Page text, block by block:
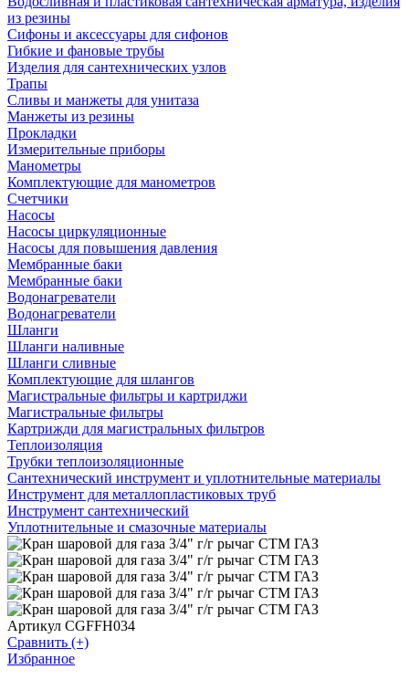
из резины
Сифоны и аксессуары для сифонов
Гибкие и фановые трубы
Изделия для сантехнических узлов
Трапы
Сливы и манжеты для унитаза
Манжеты из резины
Прокладки
Измерительные приборы
Манометры
Комплектующие для манометров
Счетчики
Насосы
Насосы циркуляционные
Насосы для повышения давления
Мембранные баки
Мембранные баки
Водонагреватели
Водонагреватели
Шланги
Шланги наливные
Шланги сливные
Комплектующие для шлангов
Магистральные фильтры и картриджи
Магистральные фильтры
Картрижди для магистральных фильтров
Теплоизоляция
Трубки теплоизоляционные
Сантехнический инструмент и уплотнительные материалы
Инструмент для металлопластиковых труб
Инструмент сантехнический
Уплотнительные и смазочные материалы
Артикул CGFFH034
Сравнить (+)
Избранное